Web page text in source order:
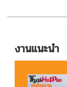
งานแนะนำ